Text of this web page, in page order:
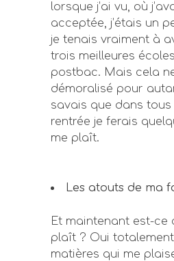
lorsque j’ai vu, où
acceptée, j’étais un
je tenais vraiment à
trois meilleures
postbac. Mais cela
démoralisé pour
savais que dans
rentrée je ferais
me plaît.
Les atouts de ma
Et maintenant est-ce
plaît ? Oui
matières qui me